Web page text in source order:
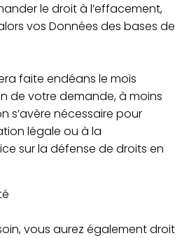
le droit à l’effacement,
vos Données des bases de
faite endéans le mois
de votre demande, à moins
s’avère nécessaire pour
légale ou à la
sur la défense de droits en
vous aurez également droit